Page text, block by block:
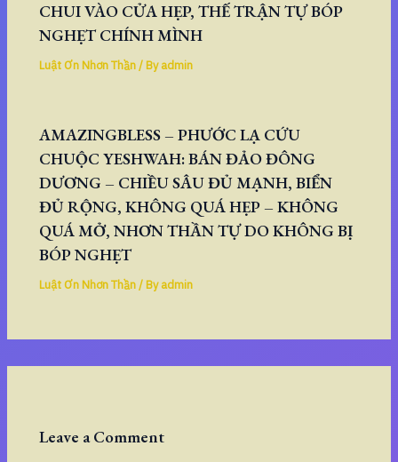
CHUI VÀO CỬA HẸP, THẾ TRẬN TỰ BÓP
NGHẸT CHÍNH MÌNH
Luật Ơn Nhơn Thần/ Byadmin
AMAZINGBLESS – PHƯỚC LẠ CỨU
CHUỘC YESHWAH: BÁN ĐẢO ĐÔNG
DƯƠNG – CHIỀU SÂU ĐỦ MẠNH, BIỂN
ĐỦ RỘNG, KHÔNG QUÁ HẸP – KHÔNG
QUÁ MỞ, NHƠN THẦN TỰ DO KHÔNG BỊ
BÓP NGHẸT
Luật Ơn Nhơn Thần/ Byadmin
Leave a Comment